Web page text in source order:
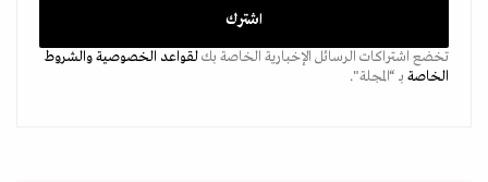
تخضع اشتراكات الرسائل الإخبارية الخاصة بكلقواعد الخصوصيةوالشروط
الخاصة بـ “المجلة".